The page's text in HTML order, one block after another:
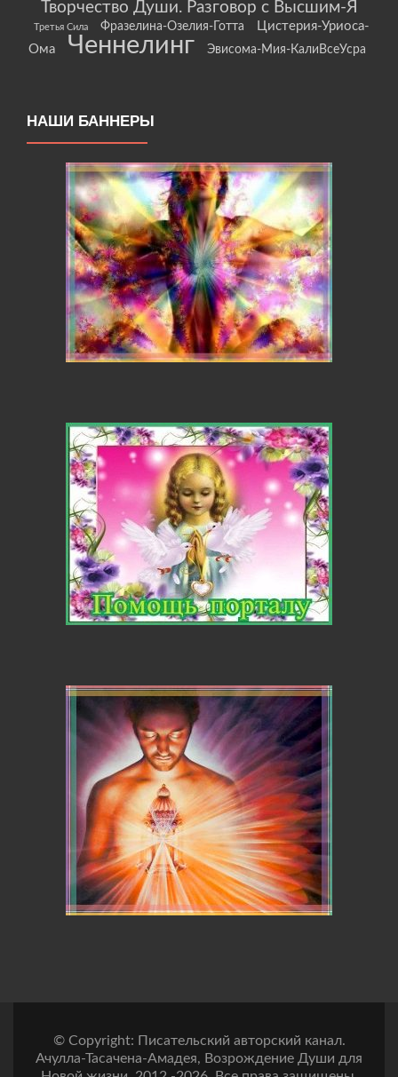
Творчество Души. Разговор с Высшим-Я
Третья Сила Фразелина-Озелия-Готта
Цистерия-Уриоса-
Ома
Ченнелинг Эвисома-Мия-КалиВсеУсра
НАШИ БАННЕРЫ
© Copyright: Писательский авторский канал.
Ачулла-Тасачена-Амадея, Возрождение Души для